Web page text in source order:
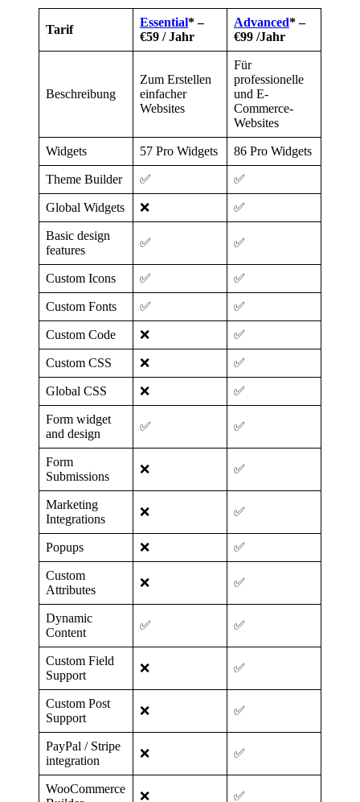
Tarif
Essential* –
€59 / Jahr
Advanced* –
€99 /Jahr
Beschreibung
Zum Erstellen
einfacher
Websites
Für
professionelle
und E-
Commerce-
Websites
Widgets 57 Pro Widgets 86 Pro Widgets
Theme Builder ✅ ✅
Global Widgets ❌ ✅
Basic design
features
✅ ✅
Custom Icons ✅ ✅
Custom Fonts ✅ ✅
Custom Code ❌ ✅
Custom CSS ❌ ✅
Global CSS ❌ ✅
Form widget
and design
✅ ✅
Form
Submissions
❌ ✅
Marketing
Integrations
❌ ✅
Popups ❌ ✅
Custom
Attributes
❌ ✅
Dynamic
Content
✅ ✅
Custom Field
Support
❌ ✅
Custom Post
Support
❌ ✅
PayPal / Stripe
integration
❌ ✅
WooCommerce
❌ ✅